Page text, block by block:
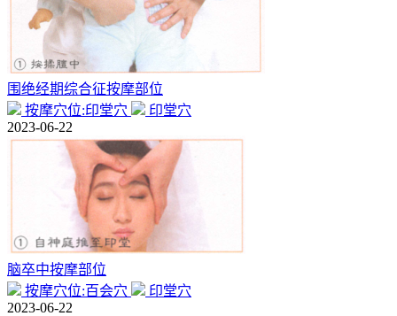
围绝经期综合征按摩部位
按摩穴位:印堂穴
印堂穴
2023-06-22
脑卒中按摩部位
按摩穴位:百会穴
印堂穴
2023-06-22